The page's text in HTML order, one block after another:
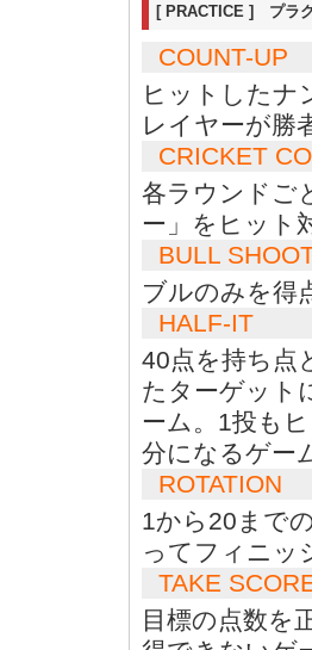
[ PRACTICE ] プラ
COUNT-UP
ヒットしたナ
レイヤーが勝
CRICKET
各ラウンドご
ー」をヒット
BULL
ブルのみを得
HALF-IT
40点を持ち点
たターゲット
ーム。1投も
分になるゲー
ROTATION
1から20まで
ってフィニッ
TAKE
目標の点数を